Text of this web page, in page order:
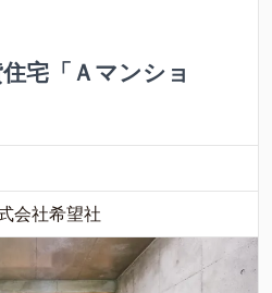
宅「Ａマンショ
会社希望社